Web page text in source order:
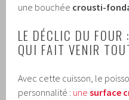
une bouchée crousti-
LE DÉCLIC DU FOUR
QUI FAIT VENIR
Avec cette cuisson, le
personnalité : unesurface